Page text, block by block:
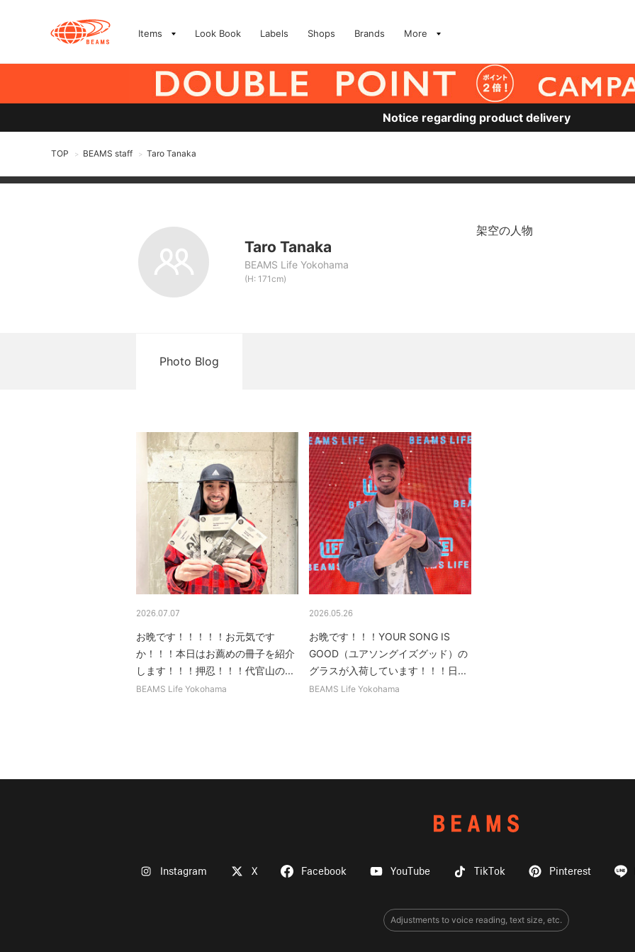
Items Look Book Labels Shops Brands More
Notice regarding product delivery
TOP > BEAMS staff > Taro Tanaka
Taro Tanaka
BEAMS Life Yokohama
(H: 171cm)
架空の人物
Photo Blog
2026.07.07
お晩です！！！！！お元気です
か！！！本日はお薦めの冊子を紹介
します！！！押忍！！！代官山の...
BEAMS Life Yokohama
2026.05.26
お晩です！！！YOUR SONG IS
GOOD（ユアソングイズグッド）の
グラスが入荷しています！！！日...
BEAMS Life Yokohama
Instagram X Facebook YouTube TikTok Pinterest
Adjustments to voice reading, text size, etc.